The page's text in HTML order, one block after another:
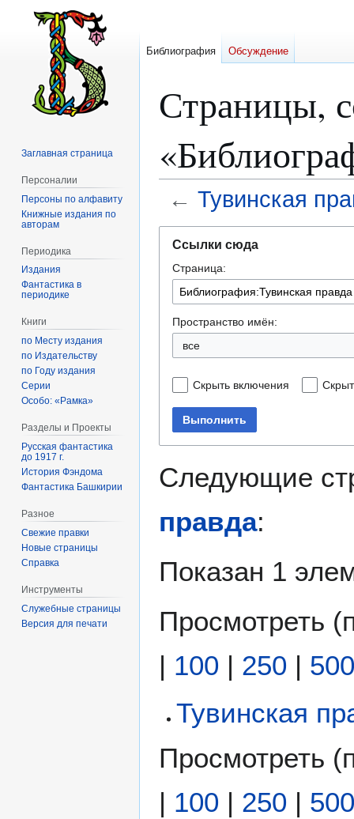
Страницы,
← Тувинская
навигации
поиску
Ссылки сюда
Страница:
Пространство имён:
все
Скрыть включения
Выполнить
Следующие
правда:
Показан 1
Просмотреть (
| 100 | 250 | 500
Тувинская
Просмотреть (
| 100 | 250 | 500
Библиография Обсуждение
Заглавная страница
Персоналии
Персоны по алфавиту
Книжные издания по
авторам
Периодика
Издания
Фантастика в
периодике
Книги
по Месту издания
по Издательству
по Году издания
Серии
Особо: «Рамка»
Разделы и Проекты
Русская фантастика
до 1917 г.
История Фэндома
Фантастика Башкирии
Разное
Свежие правки
Новые страницы
Справка
Инструменты
Служебные страницы
Версия для печати